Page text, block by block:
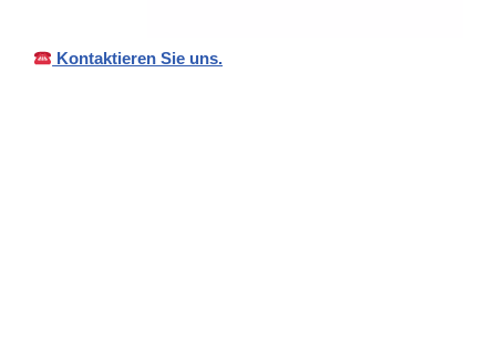
Kontaktieren Sie uns.